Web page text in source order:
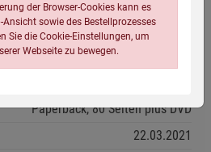
Paperback, 80 Seiten plus DVD
22.03.2021
der Browser-Cookies kann es
sowie des Bestellprozesses
Sie die Cookie-Einstellungen, um
Webseite zu bewegen.